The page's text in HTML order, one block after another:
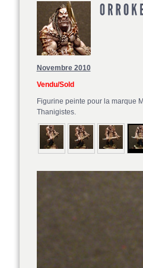
Novembre 2010
Vendu/Sold
Figurine peinte pour la marque
Thanigistes.